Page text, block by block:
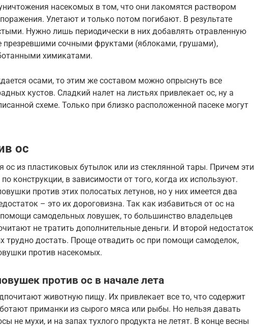
насекомых в том, что они лакомятся раствором
Улетают и только потом погибают. В результате
Нужно лишь периодически в них добавлять отравленную
презревшими сочными фруктами (яблоками, грушами),
химикатами.
осами, то этим же составом можно опрыснуть все
кустов. Сладкий налет на листьях привлекает ос, ну а
схеме. Только при близко расположенной пасеке могут
ос
из пластиковых бутылок или из стеклянной тары. Причем эти
конструкции, в зависимости от того, когда их используют.
против этих полосатых летунов, но у них имеется два
– это их дороговизна. Так как избавиться от ос на
самодельных ловушек, то большинство владельцев
не тратить дополнительные деньги. И второй недостаток
трудно достать. Проще отвадить ос при помощи самоделок,
против насекомых.
против ос в начале лета
животную пищу. Их привлекает все то, что содержит
приманки из сырого мяса или рыбы. Но нельзя давать
не мухи, и на запах тухлого продукта не летят. В конце весны